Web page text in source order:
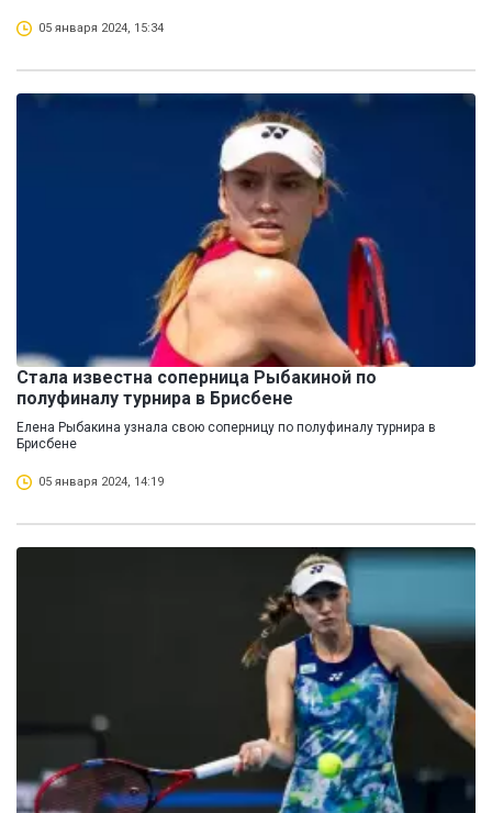
05 января 2024, 15:34
Стала известна соперница Рыбакиной по
полуфиналу турнира в Брисбене
Елена Рыбакина узнала свою соперницу по полуфиналу турнира в
Брисбене
05 января 2024, 14:19